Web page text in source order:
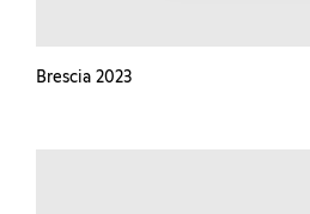
Brescia 2023